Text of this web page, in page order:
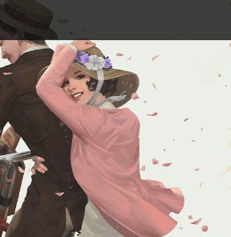
래스에서는
의 핵심을 배워
러스트를 완성할 수
있습니다.